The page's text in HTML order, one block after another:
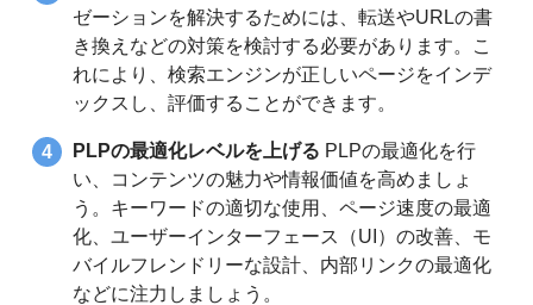
ゼーションを解決するためには、転送やURLの書
き換えなどの対策を検討する必要があります。こ
れにより、検索エンジンが正しいページをインデ
ックスし、評価することができます。
PLPの最適化レベルを上げる PLPの最適化を行
い、コンテンツの魅力や情報価値を高めましょ
う。キーワードの適切な使用、ページ速度の最適
化、ユーザーインターフェース（UI）の改善、モ
バイルフレンドリーな設計、内部リンクの最適化
などに注力しましょう。